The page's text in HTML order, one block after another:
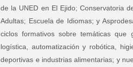
de la UNED en El Ejido; Conservatoria
Adultas; Escuela de Idiomas; y
ciclos formativos sobre temáticas
logística, automatización y robótica,
deportivas e industrias alimentarias; y